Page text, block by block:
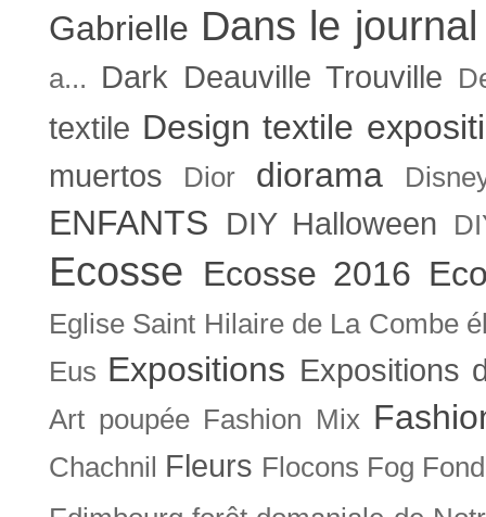
Gabrielle Dans le journal
a... Dark Deauville Trouville
textile Design textile
muertos Dior diorama
ENFANTS DIY Halloween
Ecosse Ecosse 2016
Eglise Saint Hilaire de La Combe
Eus Expositions Expositions
Art poupée Fashion Mix
Chachnil Fleurs Flocons Fog